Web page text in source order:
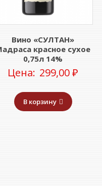
Вино «СУЛТАН»
красное сухое
0,75л 14%
Цена: 299,00₽
В корзину